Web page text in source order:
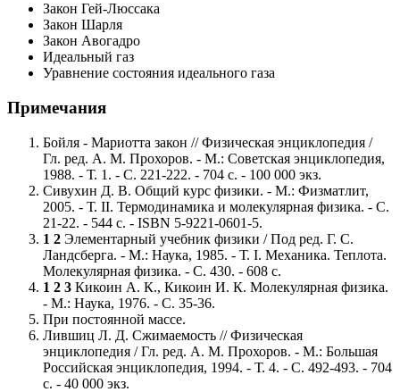
Закон Гей-Люссака
Закон Шарля
Закон Авогадро
Идеальный газ
Уравнение состояния идеального газа
Примечания
Бойля - Мариотта закон // Физическая энциклопедия /
Гл. ред. А. М. Прохоров. - М.: Советская энциклопедия,
1988. - Т. 1. - С. 221-222. - 704 с. - 100 000 экз.
Сивухин Д. В. Общий курс физики. - М.: Физматлит,
2005. - Т. II. Термодинамика и молекулярная физика. - С.
21-22. - 544 с. - ISBN 5-9221-0601-5.
1 2 Элементарный учебник физики / Под ред. Г. С.
Ландсберга. - М.: Наука, 1985. - Т. I. Механика. Теплота.
Молекулярная физика. - С. 430. - 608 с.
1 2 3 Кикоин А. К., Кикоин И. К. Молекулярная физика.
- М.: Наука, 1976. - С. 35-36.
При постоянной массе.
Лившиц Л. Д. Сжимаемость // Физическая
энциклопедия / Гл. ред. А. М. Прохоров. - М.: Большая
Российская энциклопедия, 1994. - Т. 4. - С. 492-493. - 704
с. - 40 000 экз.